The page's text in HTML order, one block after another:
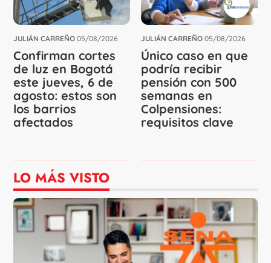
JULIÁN CARREÑO 05/08/2026
Confirman cortes
de luz en Bogotá
este jueves, 6 de
agosto: estos son
los barrios
afectados
JULIÁN CARREÑO 05/08/2026
Único caso en que
podría recibir
pensión con 500
semanas en
Colpensiones:
requisitos clave
LO MÁS VISTO